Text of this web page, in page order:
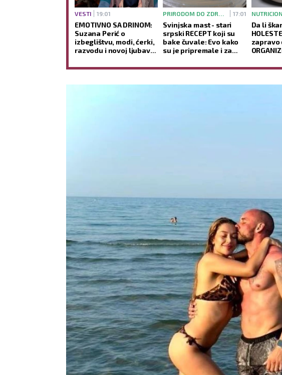
VESTI 19:01
EMOTIVNO SA DRINOM:
Suzana Perić o
izbeglištvu, modi, ćerki,
razvodu i novoj ljubavi -
promeniću prezime
17:01
Svinjska mast - stari
srpski RECEPT koji su
bake čuvale: Evo kako
su je pripremale i za
koristile
Da li
zapravo